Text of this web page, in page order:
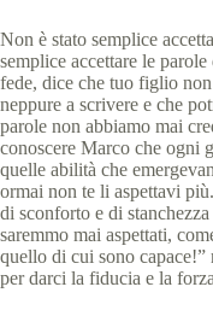
Non è stato semplice
semplice accettare le
fede, dice che tuo figlio
neppure a scrivere e che
parole non abbiamo mai
conoscere Marco che ogni
quelle abilità che
ormai non te li aspettavi
di sconforto e di
saremmo mai aspettati,
quello di cui sono
per darci la fiducia e la